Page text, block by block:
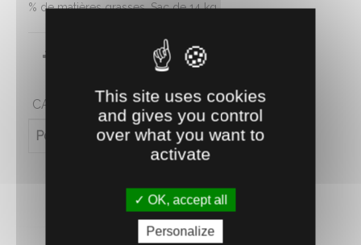
% de matières grasses. Sac de 14 kg.
Fiche technique
CARACTÉRISTIQUES
Poids (en kg) 14
This site uses cookies
and gives you control
over what you want to
activate
OK, accept all
Personalize